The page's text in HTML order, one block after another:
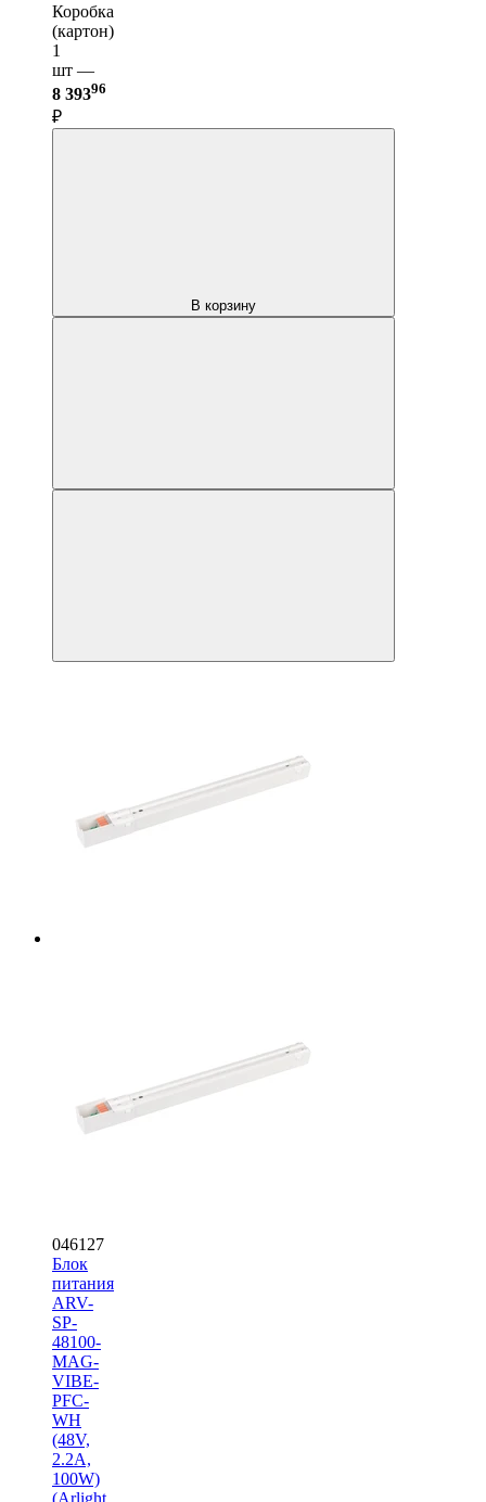
Коробка
(картон)
1
шт —
8 39396
₽
В корзину
046127
Блок
питания
ARV-
SP-
48100-
MAG-
VIBE-
PFC-
WH
(48V,
2.2A,
100W)
(Arlight,